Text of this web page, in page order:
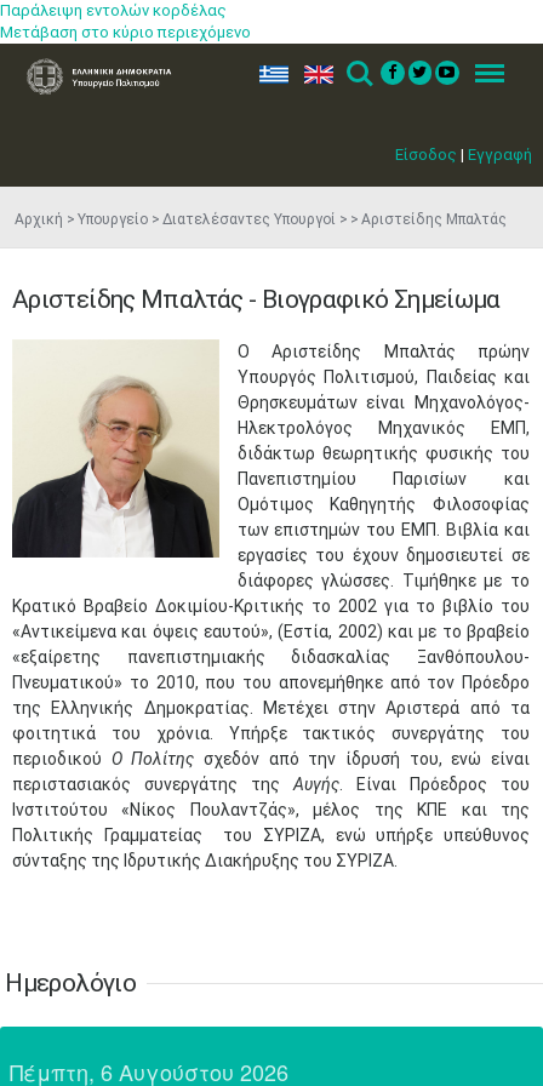
Παράλειψη εντολών κορδέλας
Μετάβαση στο κύριο περιεχόμενο
Είσοδος | Εγγραφή
ελ en Search Menu
Αρχική Υπουργείο Διατελέσαντες Υπουργοί Αριστείδης Μπαλτάς
Αριστείδης Μπαλτάς - Βιογραφικό Σημείωμα
Ο Αριστείδης Μπαλτάς πρώην
Υπουργός Πολιτισμού, Παιδείας και
Θρησκευμάτων είναι Μηχανολόγος-
Ηλεκτρολόγος Μηχανικός ΕΜΠ,
διδάκτωρ θεωρητικής φυσικής του
Πανεπιστημίου Παρισίων και
Ομότιμος Καθηγητής Φιλοσοφίας
των επιστημών του ΕΜΠ. Βιβλία και
εργασίες του έχουν δημοσιευτεί σε
διάφορες γλώσσες. Τιμήθηκε με το
Κρατικό Βραβείο Δοκιμίου-Κριτικής το 2002 για το βιβλίο του
«Αντικείμενα και όψεις εαυτού», (Εστία, 2002) και με το βραβείο
«εξαίρετης πανεπιστημιακής διδασκαλίας Ξανθόπουλου-
Πνευματικού» το 2010, που του απονεμήθηκε από τον Πρόεδρο
της Ελληνικής Δημοκρατίας. Μετέχει στην Αριστερά από τα
φοιτητικά του χρόνια. Υπήρξε τακτικός συνεργάτης του
περιοδικού Ο Πολίτηςσχεδόν από την ίδρυσή του, ενώ είναι
περιστασιακός συνεργάτης της Αυγής . Είναι Πρόεδρος του
Ινστιτούτου «Νίκος Πουλαντζάς», μέλος της ΚΠΕ και της
Πολιτικής Γραμματείας του ΣΥΡΙΖΑ, ενώ υπήρξε υπεύθυνος
σύνταξης της Ιδρυτικής Διακήρυξης του ΣΥΡΙΖΑ.
Ημερολόγιο
Πέμπτη, 6 Αυγούστου 2026
• •
4
• •
6
•
7
•
8
•
9
•
11
•
12
•
13
•
14
•
15
•
16
17 20
•
21
•••
22
• ••
23
•••
24
•
25
•
26
•
27
•
28
•
29
•
30
•
31
•
Ιουν 1
•
2
•
3
•
4
• •
6
•
7
•
8
•
9
•
10
•
11
•
12
•
13
•
14
•
15
•
16
•
17
•
18
•
19
•
20
•
21 22 23 24 25 26
•• •• •• •• •• •• ••
12 13 14 15